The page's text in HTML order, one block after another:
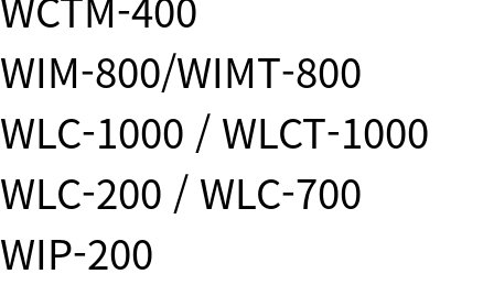
WIM-800/WIMT-800
WLC-1000 / WLCT-1000
WLC-200 / WLC-700
WIP-200